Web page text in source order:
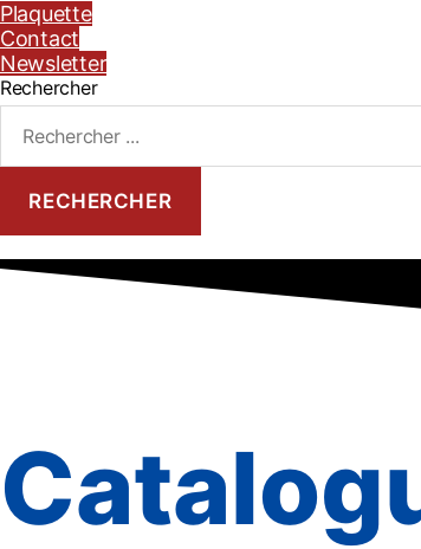
Plaquette
Contact
Newsletter
Rechercher
RECHERCHER